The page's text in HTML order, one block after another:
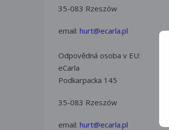
35-083 Rzeszów
email: hurt@ecarla.pl
Odpovědná osoba v EU:
eCarla
Podkarpacka 145
35-083 Rzeszów
email: hurt@ecarla.pl